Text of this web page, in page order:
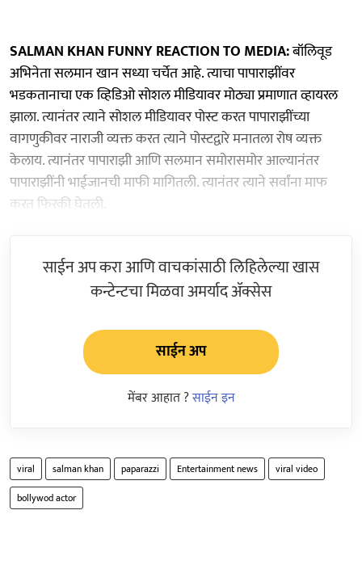
SALMAN KHAN FUNNY REACTION TO MEDIA:बॉलिवूड
अभिनेता सलमान खान सध्या चर्चेत आहे. त्याचा पापाराझींवर
भडकतानाचा एक व्हिडिओ सोशल मीडियावर मोठ्या प्रमाणात व्हायरल
झाला. त्यानंतर त्याने सोशल मीडियावर पोस्ट करत पापाराझींच्या
वागणुकीवर नाराजी व्यक्त करत त्याने पोस्टद्वारे मनातला रोष व्यक्त
केलाय. त्यानंतर पापाराझी आणि सलमान समोरासमोर आल्यानंतर
पापाराझींनी भाईजानची माफी मागितली. त्यानंतर त्याने सर्वांना माफ
करत फिरकी घेतली.
साईन अप करा आणि वाचकांसाठी लिहिलेल्या खास
कन्टेन्टचा मिळवा अमर्याद ॲक्सेस
साईन अप
मेंबर आहात ?साईन इन
viral salman khan paparazzi Entertainment news
viral video
bollywod actor